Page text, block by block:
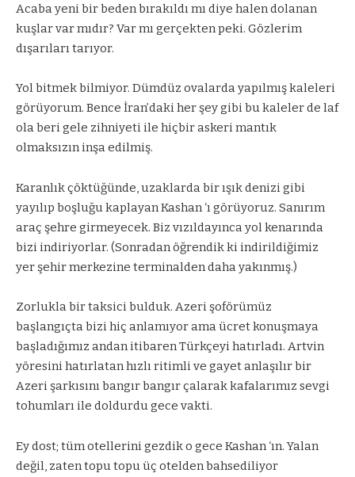
Acaba yeni bir beden bırakıldı mı diye halen dolanan
kuşlar var mıdır? Var mı gerçekten peki. Gözlerim
dışarıları tarıyor.
Yol bitmek bilmiyor. Dümdüz ovalarda yapılmış kaleleri
görüyorum. Bence İran’daki her şey gibi bu kaleler de laf
ola beri gele zihniyeti ile hiçbir askeri mantık
olmaksızın inşa edilmiş.
Karanlık çöktüğünde, uzaklarda bir ışık denizi gibi
yayılıp boşluğu kaplayan Kashan ‘ı görüyoruz. Sanırım
araç şehre girmeyecek. Biz vızıldayınca yol kenarında
bizi indiriyorlar. (Sonradan öğrendik ki indirildiğimiz
yer şehir merkezine terminalden daha yakınmış.)
Zorlukla bir taksici bulduk. Azeri şoförümüz
başlangıçta bizi hiç anlamıyor ama ücret konuşmaya
başladığımız andan itibaren Türkçeyi hatırladı. Artvin
yöresini hatırlatan hızlı ritimli ve gayet anlaşılır bir
Azeri şarkısını bangır bangır çalarak kafalarımız sevgi
tohumları ile doldurdu gece vakti.
Ey dost; tüm otellerini gezdik o gece Kashan ‘ın. Yalan
değil, zaten topu topu üç otelden bahsediliyor